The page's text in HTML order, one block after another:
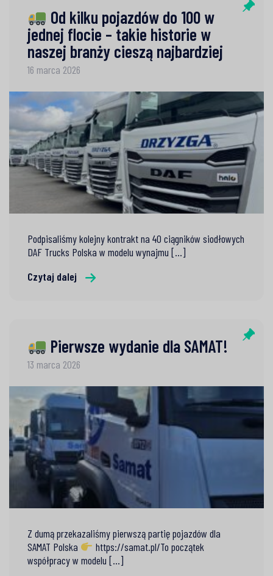
Od kilku pojazdów do 100 w
jednej flocie – takie historie w
naszej branży cieszą najbardziej
16 marca 2026
Podpisaliśmy kolejny kontrakt na 40 ciągników siodłowych
DAF Trucks Polska w modelu wynajmu [...]
Czytaj dalej
Pierwsze wydanie dla SAMAT!
13 marca 2026
Z dumą przekazaliśmy pierwszą partię pojazdów dla
SAMAT Polska
https://samat.pl/To początek
współpracy w modelu [...]